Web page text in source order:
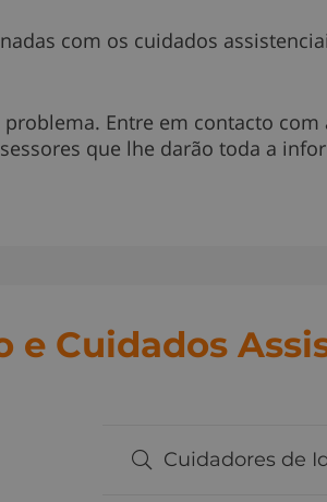
com os cuidados
Entre em contacto
que lhe darão toda a
Cuidados
Cuidadores de